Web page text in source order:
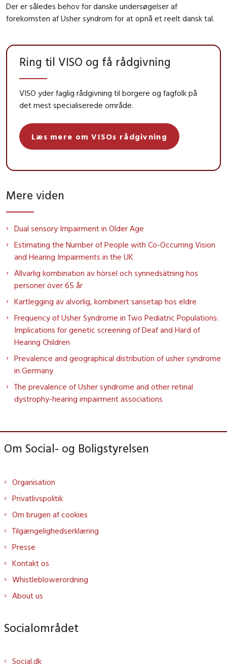
Der er således behov for danske undersøgelser af
forekomsten af Usher syndrom for at opnå et reelt dansk tal.
Ring til VISO og få rådgivning
VISO yder faglig rådgivning til borgere og fagfolk på
det mest specialiserede område.
Læs mere om VISOs rådgivning
Mere viden
Dual sensory Impairment in Older Age
Estimating the Number of People with Co-Occurring Vision
and Hearing Impairments in the UK
Allvarlig kombination av hörsel och synnedsätning hos
personer över 65 år
Kartlegging av alvorlig, kombinert sansetap hos eldre
Frequency of Usher Syndrome in Two Pediatric Populations:
Implications for genetic screening of Deaf and Hard of
Hearing Children
Prevalence and geographical distribution of usher syndrome
in Germany
The prevalence of Usher syndrome and other retinal
dystrophy-hearing impairment associations
Om Social- og Boligstyrelsen
Organisation
Privatlivspolitik
Om brugen af cookies
Tilgængelighedserklæring
Presse
Kontakt os
Whistleblowerordning
About us
Socialområdet
Social.dk